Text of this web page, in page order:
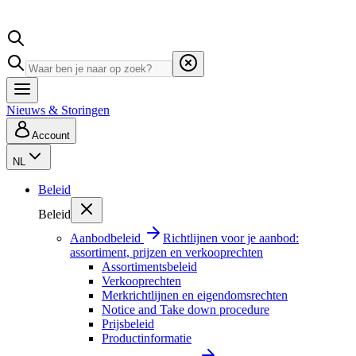
Nieuws & Storingen
Account
NL
Beleid
Beleid
Aanbodbeleid
Richtlijnen voor je aanbod:
assortiment, prijzen en verkooprechten
Assortimentsbeleid
Verkooprechten
Merkrichtlijnen en eigendomsrechten
Notice and Take down procedure
Prijsbeleid
Productinformatie